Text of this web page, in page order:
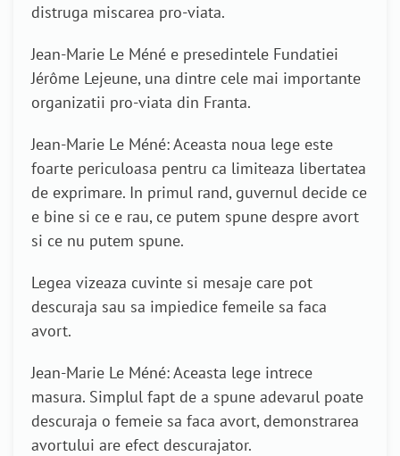
distruga miscarea pro-viata.
Jean-Marie Le Méné e presedintele Fundatiei
Jérôme Lejeune, una dintre cele mai importante
organizatii pro-viata din Franta.
Jean-Marie Le Méné: Aceasta noua lege este
foarte periculoasa pentru ca limiteaza libertatea
de exprimare. In primul rand, guvernul decide ce
e bine si ce e rau, ce putem spune despre avort
si ce nu putem spune.
Legea vizeaza cuvinte si mesaje care pot
descuraja sau sa impiedice femeile sa faca
avort.
Jean-Marie Le Méné: Aceasta lege intrece
masura. Simplul fapt de a spune adevarul poate
descuraja o femeie sa faca avort, demonstrarea
avortului are efect descurajator.